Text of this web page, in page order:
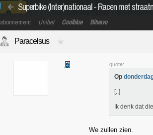
Superbike (Inter)nationaal - Racen met
abonnement Unibet Coolblue Bitvavo
Paracelsus
quote:
Op
[..]
Ik denk dat
We zullen zien.